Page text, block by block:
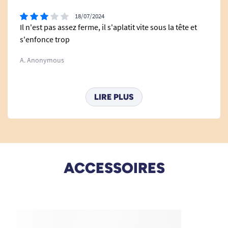
18/07/2024
Il n'est pas assez ferme, il s'aplatit vite sous la tête et
s'enfonce trop
A. Anonymous
27/06/2023
Ravie, conforme à mes attentes.
19/09/2020
L’oreiller est arrivé en très mauvais état et tout sale!!!
LIRE PLUS
ACCESSOIRES